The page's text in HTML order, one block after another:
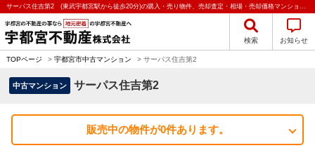
サーパス住吉第2 (東武宇都宮駅から徒歩20分)の購入・売り物件、売却査定・相場・売却価格マンション情報｜宇都宮不動産株式会社
検索 お知らせ
TOPページ > 宇都宮市中古マンション > サーパス住吉第2
中古マンション サーパス住吉第2
販売中の物件が0件あります。